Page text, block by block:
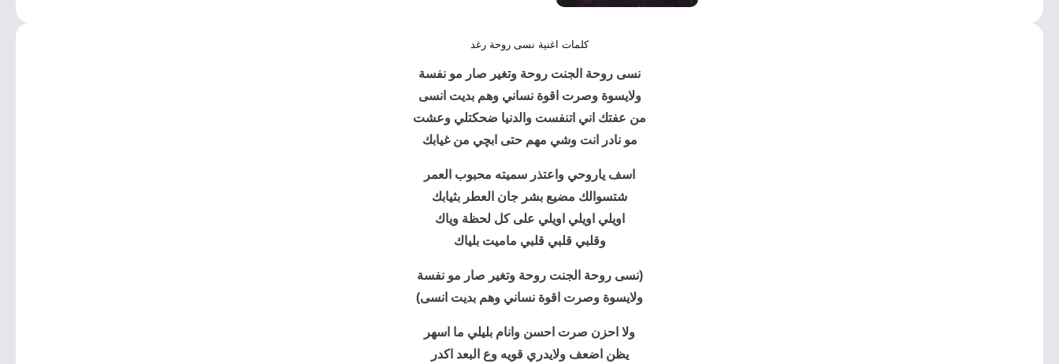
كلمات اغنية نسى روحة رغد
نسى روحة الجنت روحة وتغير صار مو نفسة
ولايسوة وصرت اقوة نساني وهم بديت انسى
من عفتك اني اتنفست والدنيا ضحكتلي وعشت
مو نادر انت وشي مهم حتى ابچي من غيابك
اسف ياروحي واعتذر سميته محبوب العمر
شتسوالك مضيع بشر جان العطر بثيابك
اويلي اويلي اويلي على كل لحظة وياك
وقلبي قلبي قلبي ماميت بلياك
(نسى روحة الجنت روحة وتغير صار مو نفسة
ولايسوة وصرت اقوة نساني وهم بديت انسى)
ولا احزن صرت احسن وانام بليلي ما اسهر
يظن اضعف ولايدري قويه وع البعد اكدر